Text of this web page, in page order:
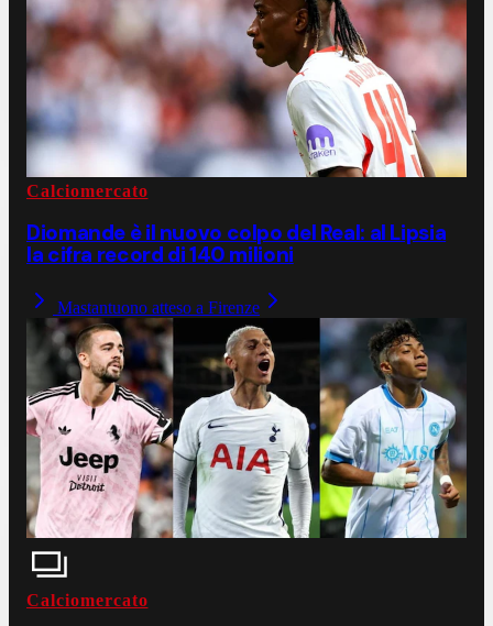
Calciomercato
Diomande è il nuovo colpo del Real: al Lipsia
la cifra record di 140 milioni
Mastantuono atteso a Firenze
Calciomercato